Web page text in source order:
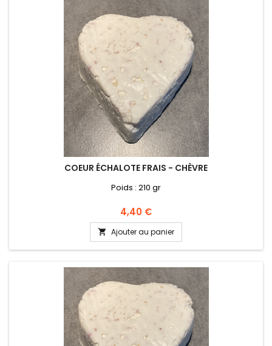
COEUR ÉCHALOTE FRAIS - CHÈVRE
Poids : 210 gr
Prix
4,40 €
 Ajouter au panier